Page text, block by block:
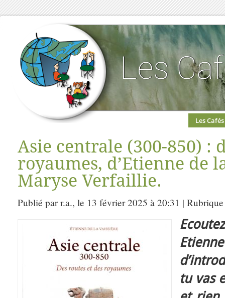
Les Cafés
Asie centrale (300-850) :
royaumes, d’Etienne de
Maryse Verfaillie.
Publié par r.a., le 13 février 2025 à 20:31 |
tu vas